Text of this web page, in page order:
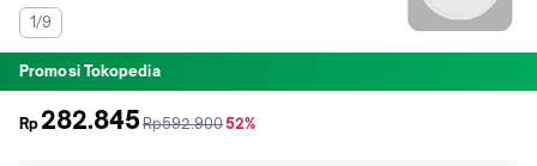
1/9
Promosi Tokopedia
Rp 282.845sebelum
Rp592.900diskon
52%